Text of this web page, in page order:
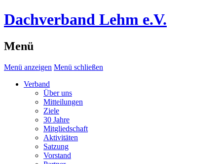
Dachverband Lehm e.V.
Menü
Menü anzeigen Menü schließen
Verband
Über uns
Mitteilungen
Ziele
30 Jahre
Mitgliedschaft
Aktivitäten
Satzung
Vorstand